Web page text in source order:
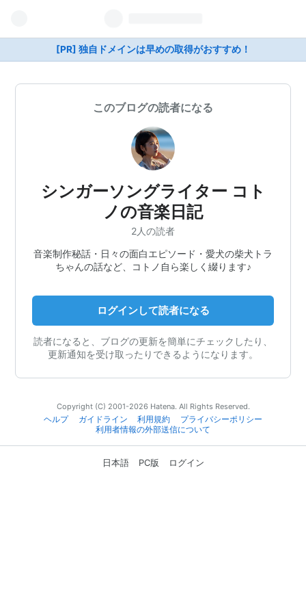
[PR] 独自ドメインは早めの取得がおすすめ！
このブログの読者になる
シンガーソングライター コト
ノの音楽日記
2人の読者
音楽制作秘話・日々の面白エピソード・愛犬の柴犬トラ
ちゃんの話など、コトノ自ら楽しく綴ります♪
ログインして読者になる
読者になると、ブログの更新を簡単にチェックしたり、
更新通知を受け取ったりできるようになります。
Copyright (C) 2001-2026 Hatena. All Rights Reserved.
ヘルプ
ガイドライン 利用規約
プライバシーポリシー
利用者情報の外部送信について
日本語 PC版 ログイン